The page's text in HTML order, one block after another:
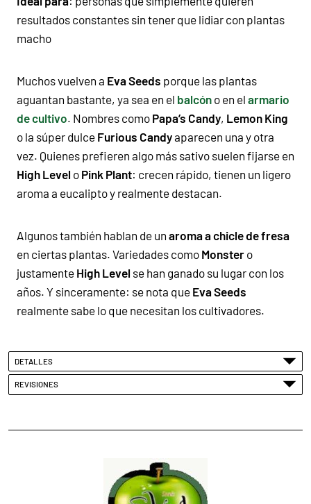
resultados constantes sin tener que lidiar con plantas
macho
Muchos vuelven a Eva Seeds porque las plantas
aguantan bastante, ya sea en el balcón o en el armario
de cultivo. Nombres como Papa’s Candy, Lemon King
o la súper dulce Furious Candyaparecen una y otra
vez. Quienes prefieren algo más sativo suelen fijarse en
High Level o Pink Plant: crecen rápido, tienen un ligero
aroma a eucalipto y realmente destacan.
Algunos también hablan de un aroma a chicle de fresa
en ciertas plantas. Variedades como Monster o
justamente High Level se han ganado su lugar con los
años. Y sinceramente: se nota que Eva Seeds
realmente sabe lo que necesitan los cultivadores.
DETALLES
REVISIONES